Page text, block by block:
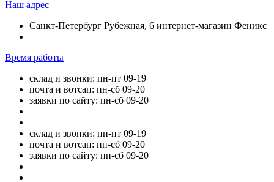
Наш адрес
Санкт-Петербург Рубежная, 6 интернет-магазин Феникс
Время работы
склад и звонки: пн-пт 09-19
почта и вотсап: пн-сб 09-20
заявки по сайту: пн-сб 09-20
склад и звонки: пн-пт 09-19
почта и вотсап: пн-сб 09-20
заявки по сайту: пн-сб 09-20